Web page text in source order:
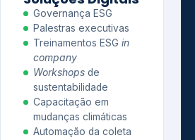
Governança ESG
Palestras executivas
Treinamentos ESG in
company
Workshops de
sustentabilidade
Capacitação em
mudanças climáticas
Automação da coleta